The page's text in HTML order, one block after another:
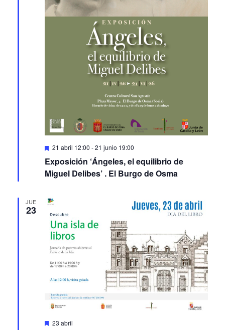
Featured
21 abril 12:00 -21 junio 19:00
Exposición ‘Ángeles, el equilibrio de
Miguel Delibes’ . El Burgo de Osma
JUE
23
Featured
23 abril